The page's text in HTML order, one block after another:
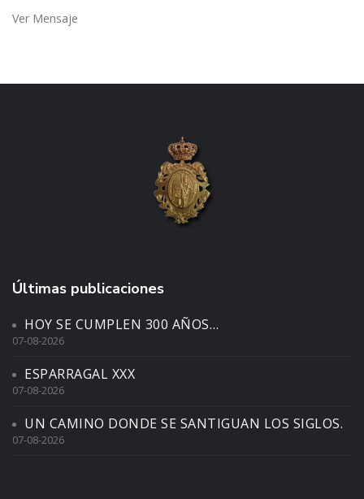
Ver Mensaje
Últimas publicaciones
HOY SE CUMPLEN 300 AÑOS…
07-08-2026
ESPARRAGAL XXX
07-08-2026
UN CAMINO DONDE SE SANTIGUAN LOS SIGLOS.
07-08-2026